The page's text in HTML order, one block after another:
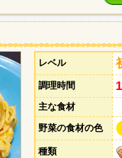
レベル
調理時間
主な食材
野菜の食材の色
種類